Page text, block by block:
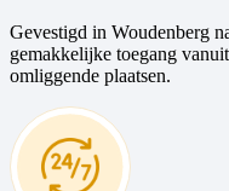
Gevestigd in Woudenberg
gemakkelijke toegang
omliggende plaatsen.